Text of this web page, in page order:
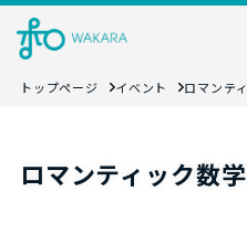
トップページ イベント ロマンテ
ロマンティック数